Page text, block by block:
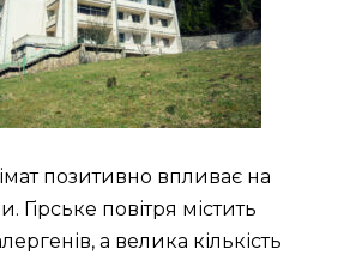
позитивно впливає на
Гірське повітря містить
а велика кількість